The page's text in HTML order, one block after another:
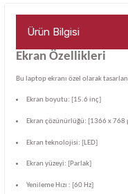
Ürün Bilgisi
Ekran Özellikleri
Bu laptop ekranı özel olarak
Ekran boyutu: [15.6 inç]
Ekran çözünürlüğü: [1366 x 768
Ekran teknolojisi: [LED]
Ekran yüzeyi: [Parlak]
Yenileme Hızı : [60 Hz]